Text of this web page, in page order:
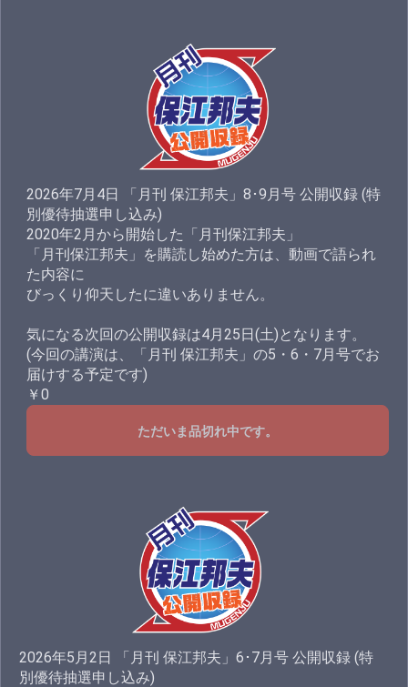
2026年7月4日 「月刊 保江邦夫」8･9月号 公開収録 (特
別優待抽選申し込み)
2020年2月から開始した「月刊保江邦夫」
「月刊保江邦夫」を購読し始めた方は、動画で語られ
た内容に
びっくり仰天したに違いありません。
気になる次回の公開収録は4月25日(土)となります。
(今回の講演は、「月刊 保江邦夫」の5・6・7月号でお
届けする予定です)
￥0
ただいま品切れ中です。
2026年5月2日 「月刊 保江邦夫」6･7月号 公開収録 (特
別優待抽選申し込み)